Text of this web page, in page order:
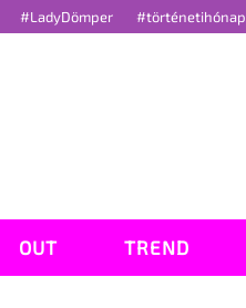
#LadyDömper #történetihónap
OUT TREND